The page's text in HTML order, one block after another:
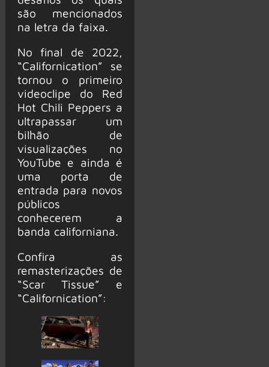
são mencionados
na letra da faixa.
No final de 2022,
“Californication” se
tornou o primeiro
videoclipe do Red
Hot Chili Peppers a
ultrapassar um
bilhão de
visualizações no
YouTube e ainda é
uma porta de
entrada para novos
públicos
conhecerem a
banda californiana.
Confira as
remasterizações de
“Scar Tissue” e
“Californication”: